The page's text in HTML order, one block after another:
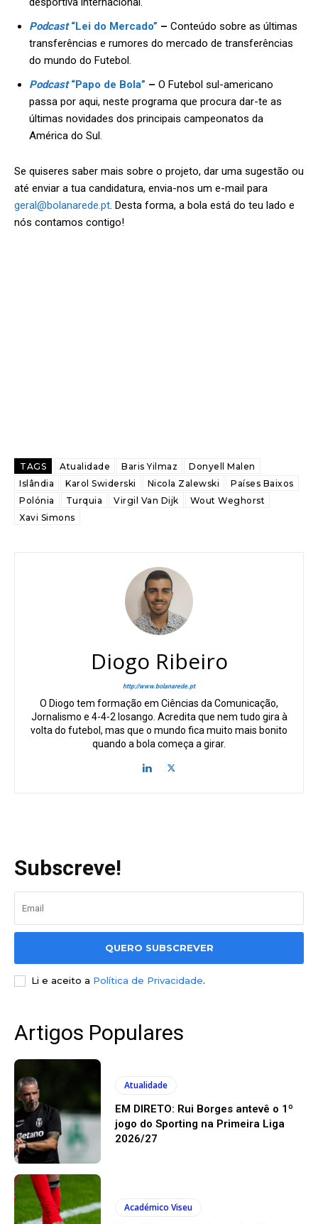
Podcast“Lei do Mercado” – Conteúdo sobre as últimas
transferências e rumores do mercado de transferências
do mundo do Futebol.
Podcast“Papo de Bola” – O Futebol sul-americano
passa por aqui, neste programa que procura dar-te as
últimas novidades dos principais campeonatos da
América do Sul.
Se quiseres saber mais sobre o projeto, dar uma sugestão ou
até enviar a tua candidatura, envia-nos um e-mail para
geral@bolanarede.pt. Desta forma, a bola está do teu lado e
nós contamos contigo!
TAGS Atualidade Baris Yilmaz
Donyell Malen
Islândia
Karol Swiderski Nicola Zalewski
Países Baixos
Polónia
Turquia Virgil Van Dijk
Wout Weghorst
Xavi Simons
Diogo Ribeiro
http://www.bolanarede.pt
O Diogo tem formação em Ciências da Comunicação,
Jornalismo e 4-4-2 losango. Acredita que nem tudo gira à
volta do futebol, mas que o mundo fica muito mais bonito
quando a bola começa a girar.
Subscreve!
QUERO SUBSCREVER
Li e aceito a Política de Privacidade.
Artigos Populares
Atualidade
EM DIRETO: Rui Borges antevê o 1º
jogo do Sporting na Primeira Liga
2026/27
Académico Viseu